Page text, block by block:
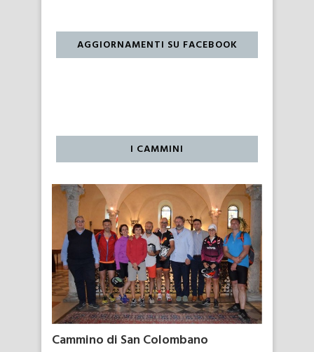
AGGIORNAMENTI SU FACEBOOK
I CAMMINI
Cammino di San Colombano